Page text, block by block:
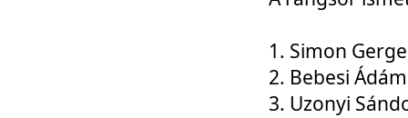
1. Simon
2. Bebesi
3. Uzonyi